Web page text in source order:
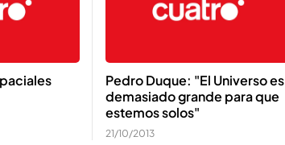
Pedro Duque: "El Universo es
demasiado grande para que
estemos solos"
21/10/2013